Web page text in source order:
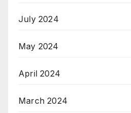
July 2024
May 2024
April 2024
March 2024